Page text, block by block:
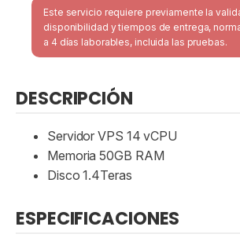
nube
cantidad
Este servicio requiere previamente la
disponibilidad y tiempos de entrega,
a 4 días laborables, incluida las pruebas.
DESCRIPCIÓN
Servidor VPS 14 vCPU
Memoria 50GB RAM
Disco 1.4Teras
ESPECIFICACIONES